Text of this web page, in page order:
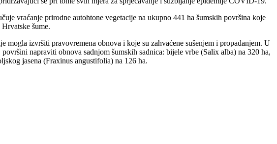
vraćanje prirodne autohtone vegetacije na ukupno 441 ha šumskih površina koje
šume.
mogla izvršiti pravovremena obnova i koje su zahvaćene sušenjem i propadanjem. U
napraviti obnova sadnjom šumskih sadnica: bijele vrbe (Salix alba) na 320 ha,
jasena (Fraxinus angustifolia) na 126 ha.